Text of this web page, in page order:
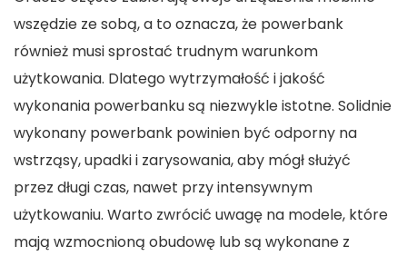
wszędzie ze sobą, a to oznacza, że powerbank
również musi sprostać trudnym warunkom
użytkowania. Dlatego wytrzymałość i jakość
wykonania powerbanku są niezwykle istotne. Solidnie
wykonany powerbank powinien być odporny na
wstrząsy, upadki i zarysowania, aby mógł służyć
przez długi czas, nawet przy intensywnym
użytkowaniu. Warto zwrócić uwagę na modele, które
mają wzmocnioną obudowę lub są wykonane z